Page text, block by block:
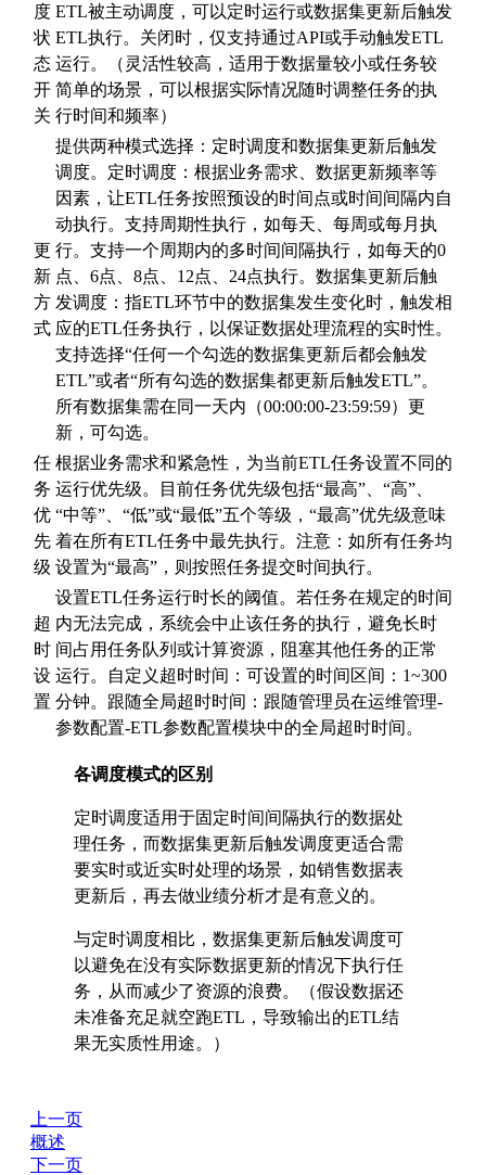
度
状
态
开
关
ETL被主动调度，可以定时运行或数据集更新后触发
ETL执行。关闭时，仅支持通过API或手动触发ETL
运行。（灵活性较高，适用于数据量较小或任务较
简单的场景，可以根据实际情况随时调整任务的执
行时间和频率）
更
新
方
式
提供两种模式选择：定时调度和数据集更新后触发
调度。定时调度：根据业务需求、数据更新频率等
因素，让ETL任务按照预设的时间点或时间间隔内自
动执行。支持周期性执行，如每天、每周或每月执
行。支持一个周期内的多时间间隔执行，如每天的0
点、6点、8点、12点、24点执行。数据集更新后触
发调度：指ETL环节中的数据集发生变化时，触发相
应的ETL任务执行，以保证数据处理流程的实时性。
支持选择“任何一个勾选的数据集更新后都会触发
ETL”或者“所有勾选的数据集都更新后触发ETL”。
所有数据集需在同一天内（00:00:00-23:59:59）更
新，可勾选。
任
务
优
先
级
根据业务需求和紧急性，为当前ETL任务设置不同的
运行优先级。目前任务优先级包括“最高”、“高”、
“中等”、“低”或“最低”五个等级，“最高”优先级意味
着在所有ETL任务中最先执行。注意：如所有任务均
设置为“最高”，则按照任务提交时间执行。
超
时
设
置
设置ETL任务运行时长的阈值。若任务在规定的时间
内无法完成，系统会中止该任务的执行，避免长时
间占用任务队列或计算资源，阻塞其他任务的正常
运行。自定义超时时间：可设置的时间区间：1~300
分钟。跟随全局超时时间：跟随管理员在运维管理-
参数配置-ETL参数配置模块中的全局超时时间。
各调度模式的区别
定时调度适用于固定时间间隔执行的数据处
理任务，而数据集更新后触发调度更适合需
要实时或近实时处理的场景，如销售数据表
更新后，再去做业绩分析才是有意义的。
与定时调度相比，数据集更新后触发调度可
以避免在没有实际数据更新的情况下执行任
务，从而减少了资源的浪费。（假设数据还
未准备充足就空跑ETL，导致输出的ETL结
果无实质性用途。）
上一页
概述
下一页